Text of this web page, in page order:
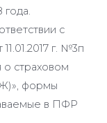
года.
с
г. №3п
страховом
формы
в ПФР